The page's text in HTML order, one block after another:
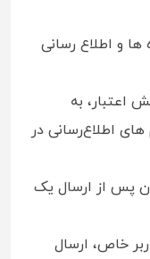
‌ها و اطلاع ‌رسانی
اعتبار، به
های اطلاع‌رسانی در
پس از ارسال یک
خاص، ارسال